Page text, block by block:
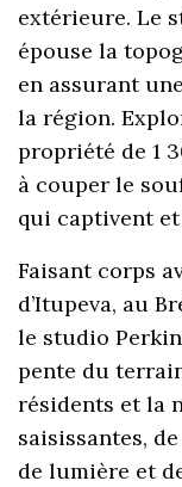
extérieure. Le
épouse la
en assurant
la région.
propriété de 1
à couper le
qui captivent
Faisant corps
d’Itupeva, au
le studio
pente du
résidents et la
saisissantes,
de lumière et